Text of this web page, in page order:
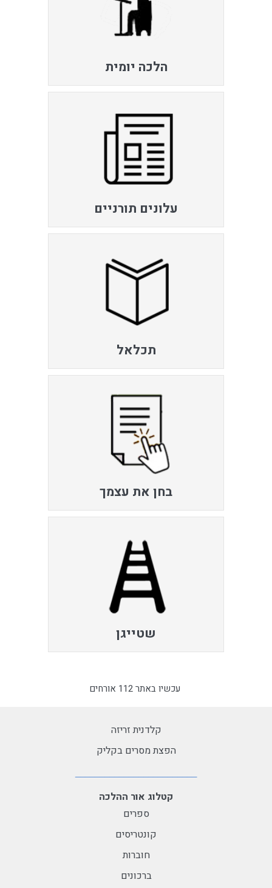
הלכה יומית
עלונים תורניים
תכלאל
בחן את עצמך
שטייגן
עכשיו באתר 112 אורחים
קלדנית זריזה
הפצת מסרים בקליק
קטלוג אור ההלכה
ספרים
קונטריסים
חוברות
ברכונים